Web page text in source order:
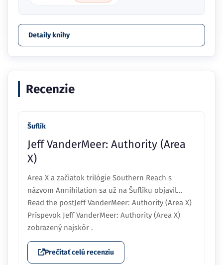
Detaily knihy
Recenzie
Šuflík
Jeff VanderMeer: Authority (Area
X)
Area X a začiatok trilógie Southern Reach s
názvom Annihilation sa už na Šuflíku objavil…
Read the postJeff VanderMeer: Authority (Area X)
Príspevok Jeff VanderMeer: Authority (Area X)
zobrazený najskôr .
Prečítať celú recenziu